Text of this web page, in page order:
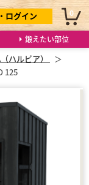
鍛えたい部位
ログイン 0
ハルビア）
125